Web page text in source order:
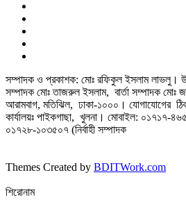
সম্পাদক ও প্রকাশক: মোঃ রফিকুল ইসলাম লাভলু।
সম্পাদক মোঃ তাজরুল‌‌ ইসলাম, বার্তা সম্পাদক মোঃ
আরামবাগ, মতিঝিল, ঢাকা-১০০০। যোগাযোগের
কার্যালয়ঃ পাইকগাছা, খুলনা। মোবাইল: ০১৭১৭-
০১৭২৮-১০৩৫০৭ (নির্বাহী সম্পাদক
Themes Created by BDITWork.com
শিরোনাম